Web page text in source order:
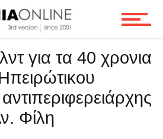
για τα 40 χρονια
Φίλη